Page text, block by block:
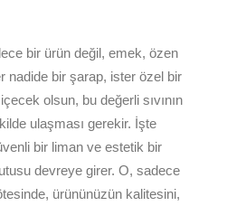
bir ürün değil, emek, özen
nadide bir şarap, ister özel bir
olsun, bu değerli sıvının
ulaşması gerekir. İşte
bir liman ve estetik bir
devreye girer. O, sadece
ürününüzün kalitesini,